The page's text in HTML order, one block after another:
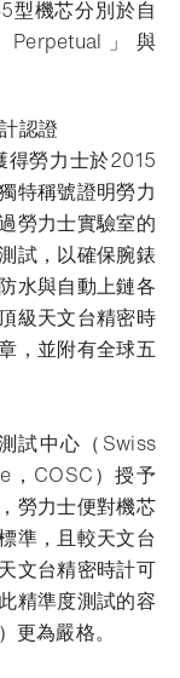
型機芯分別於自
」與
認證
勞力士於2015
特稱號證明勞力
勞力士實驗室的
試，以確保腕錶
水與自動上鏈各
級天文台精密時
，並附有全球五
試中心（Swiss
，COSC）授予
勞力士便對機芯
準，且較天文台
文台精密時計可
精準度測試的容
為嚴格。